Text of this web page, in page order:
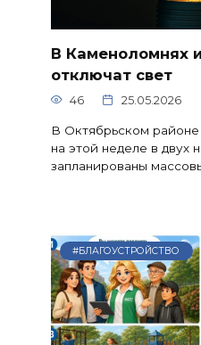
В Каменоломнях
отключат свет
46 25.05.2026
В Октябрьском
на этой неделе в двух
запланированы
#БЛАГОУСТРОЙСТВО